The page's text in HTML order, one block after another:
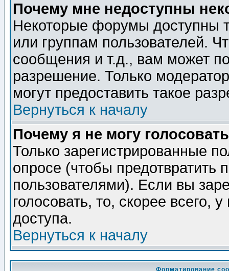
Почему мне недоступны
Некоторые форумы доступны
или группам пользователей.
сообщения и т.д., вам может
разрешение. Только
могут предоставить такое
Вернуться к началу
Почему я не могу
Только зарегистрированные
опросе (чтобы предотвратить
пользователями). Если вы
голосовать, то, скорее всего,
доступа.
Вернуться к началу
Форматирование